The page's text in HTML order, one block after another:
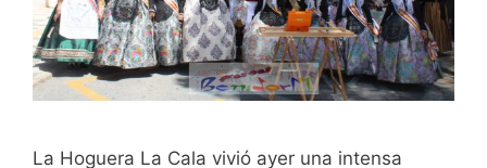
La Hoguera La Cala vivió ayer una intensa